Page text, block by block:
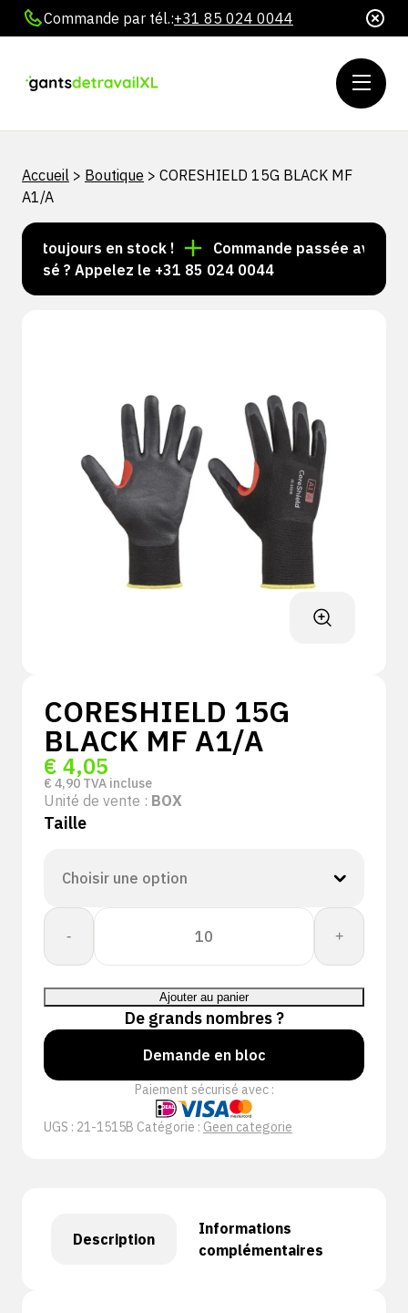
Commande par tél.:+31 85 024 0044
Accueil > Boutique > CORESHIELD 15G BLACK MF
A1/A
toujours en stock !
Commande passée avant 15
? Appelez le +31 85 024 0044
CORESHIELD 15G
BLACK MF A1/A
€ 4,05
€ 4,90 TVA incluse
Unité de vente : BOX
Taille
-
quantité
CORESHIELD
15G
BLACK
MF
A1/A
+
Ajouter au panier
De grands nombres ?
Demande en bloc
Paiement sécurisé avec :
UGS : 21-1515B Catégorie : Geen categorie
Description
Informations
complémentaires